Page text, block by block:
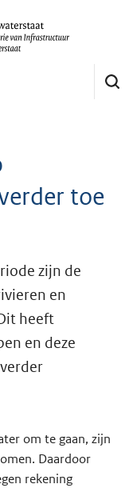
toe
zijn de
en
heeft
en deze
om te gaan, zijn
Daardoor
rekening